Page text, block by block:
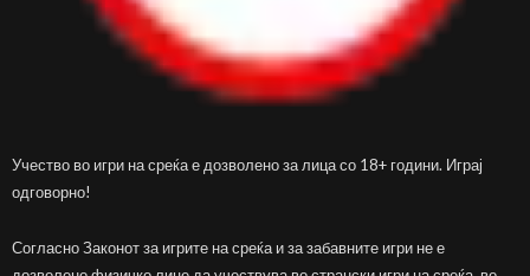
Учество во игри на среќа е дозволено за лица со 18+ години. Играј
одговорно!
Согласно Законот за игрите на среќа и за забавните игри не е